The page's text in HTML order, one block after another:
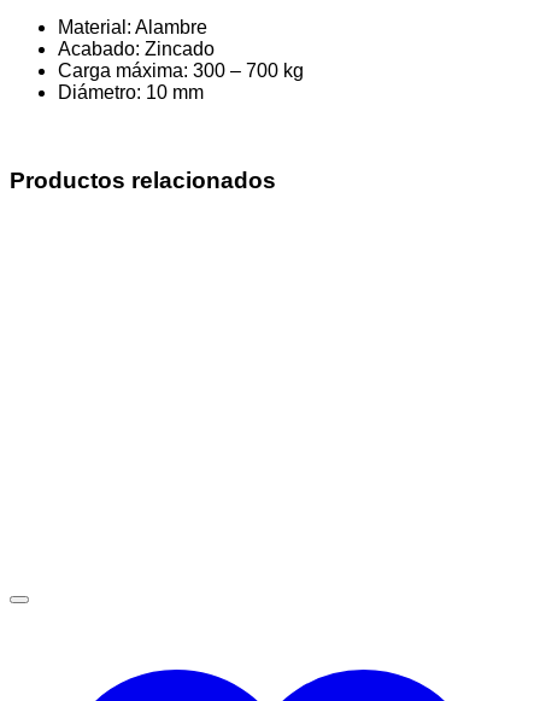
Material: Alambre
Acabado: Zincado
Carga máxima: 300 – 700 kg
Diámetro: 10 mm
Productos relacionados